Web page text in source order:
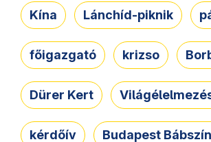
Kína Lánchíd-piknik
főigazgató krizso
Dürer Kert
kérdőív Budapest